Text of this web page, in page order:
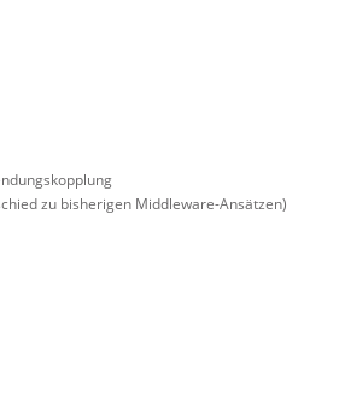
zu bisherigen Middleware-Ansätzen)